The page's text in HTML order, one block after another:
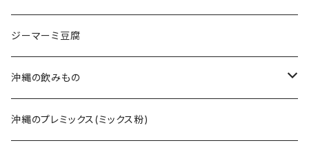
軟骨ソーキ
てびち(豚足)
じゅーしぃ(沖縄の炊き込みご飯)
沖縄そばだし
三枚肉そば(ラフテー)
ソーキそば
純黒糖
黒糖ナッツ
黒糖菓子
ジーマーミ豆腐
沖縄の飲みもの
さんぴん茶
沖縄のプレミックス(ミックス粉)